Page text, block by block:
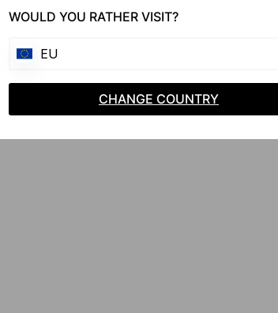
WOULD YOU RATHER VISIT?
EU
CHANGE COUNTRY